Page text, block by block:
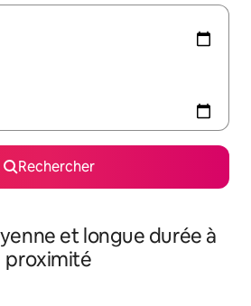
Rechercher
et longue durée à
proximité